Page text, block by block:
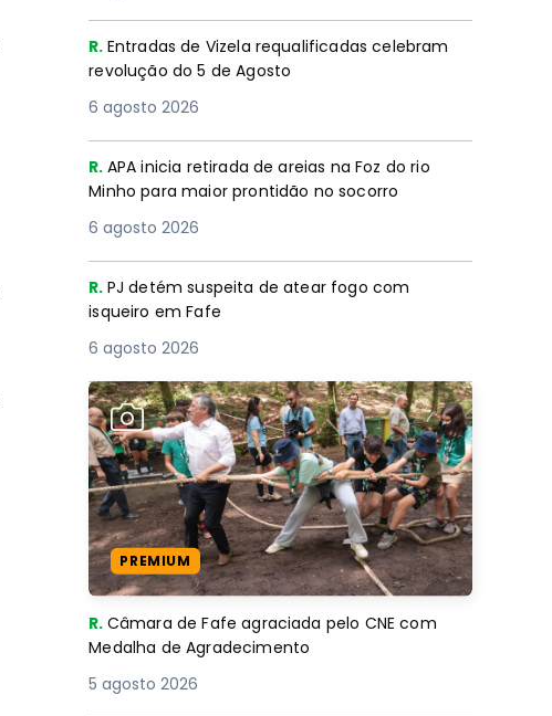
R. Entradas de Vizela requalificadas celebram
revolução do 5 de Agosto
6 agosto 2026
R. APA inicia retirada de areias na Foz do rio
Minho para maior prontidão no socorro
6 agosto 2026
R. PJ detém suspeita de atear fogo com
isqueiro em Fafe
6 agosto 2026
PREMIUM
R. Câmara de Fafe agraciada pelo CNE com
Medalha de Agradecimento
5 agosto 2026